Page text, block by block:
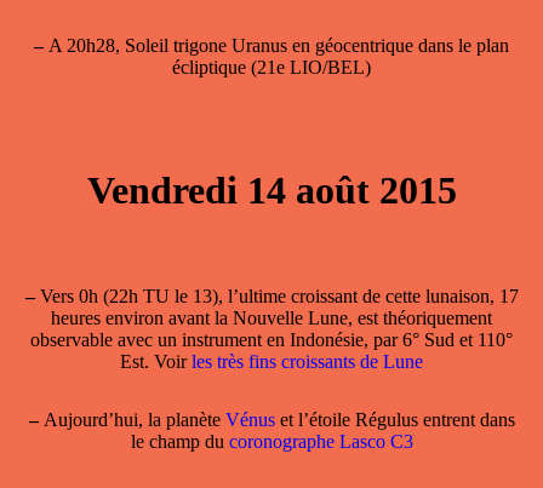
–A 20h28, Soleil trigone Uranus en géocentrique dans le plan
écliptique (21e LIO/BEL)
Vendredi 14 août 2015
–Vers 0h (22h TU le 13), l’ultime croissant de cette lunaison, 17
heures environ avant la Nouvelle Lune, est théoriquement
observable avec un instrument en Indonésie, par 6° Sud et 110°
Est. Voirles très fins croissants de Lune
–Aujourd’hui, la planète Vénuset l’étoile Régulus entrent dans
le champ du coronographe Lasco C3